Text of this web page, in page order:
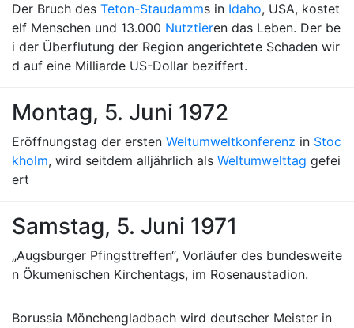
Der Bruch des Teton-Staudamms in Idaho, USA, kostet
elf Menschen und 13.000 Nutztieren das Leben. Der be
i der Überflutung der Region angerichtete Schaden wir
d auf eine Milliarde US-Dollar beziffert.
Montag, 5. Juni 1972
Eröffnungstag der ersten Weltumweltkonferenz in Stoc
kholm, wird seitdem alljährlich als Weltumwelttag gefei
ert
Samstag, 5. Juni 1971
„Augsburger Pfingsttreffen“, Vorläufer des bundesweite
n Ökumenischen Kirchentags, im Rosenaustadion.
Borussia Mönchengladbach wird deutscher Meister in